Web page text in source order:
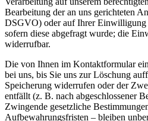
Bearbeitung der an uns gerichteten
DSGVO) oder auf Ihrer
sofern diese abgefragt wurde; die
widerrufbar.
Die von Ihnen im Kontaktformular
bei uns, bis Sie uns zur Löschung
Speicherung widerrufen oder der
entfällt (z. B. nach abgeschlossener
Zwingende gesetzliche
Aufbewahrungsfristen – bleiben